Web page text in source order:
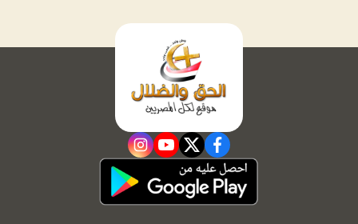
facebook
twitter
youtube
instagram